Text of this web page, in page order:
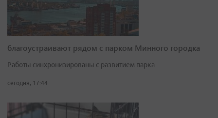
благоустраивают рядом с парком Минного городка
Работы синхронизированы с развитием парка
сегодня, 17:44